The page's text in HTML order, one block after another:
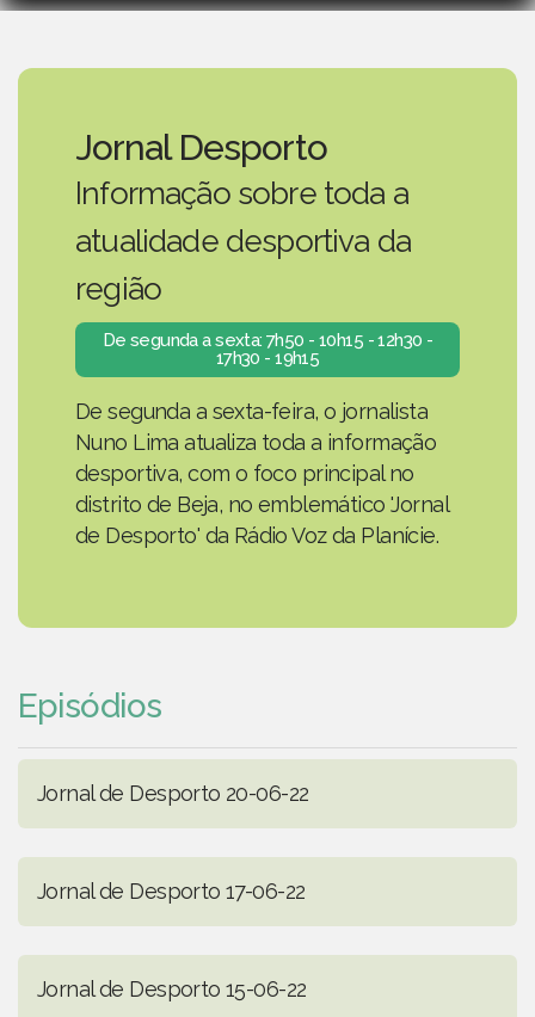
Jornal Desporto
Informação sobre toda a
atualidade desportiva da
região
De segunda a sexta: 7h50 - 10h15 - 12h30 -
17h30 - 19h15
De segunda a sexta-feira, o jornalista
Nuno Lima atualiza toda a informação
desportiva, com o foco principal no
distrito de Beja, no emblemático 'Jornal
de Desporto' da Rádio Voz da Planície.
Episódios
Jornal de Desporto 20-06-22
Jornal de Desporto 17-06-22
Jornal de Desporto 15-06-22